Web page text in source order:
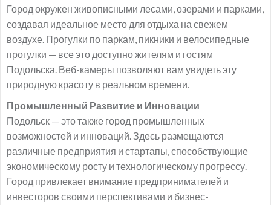
Город окружен живописными лесами, озерами и парками,
создавая идеальное место для отдыха на свежем
воздухе. Прогулки по паркам, пикники и велосипедные
прогулки — все это доступно жителям и гостям
Подольска. Веб-камеры позволяют вам увидеть эту
природную красоту в реальном времени.
Промышленный Развитие и Инновации
Подольск — это также город промышленных
возможностей и инноваций. Здесь размещаются
различные предприятия и стартапы, способствующие
экономическому росту и технологическому прогрессу.
Город привлекает внимание предпринимателей и
инвесторов своими перспективами и бизнес-